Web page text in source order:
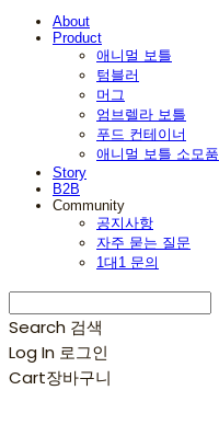
About
Product
애니멀 보틀
텀블러
머그
엄브렐라 보틀
푸드 컨테이너
애니멀 보틀 소모품
Story
B2B
Community
공지사항
자주 묻는 질문
1대1 문의
Search 검색
Log In 로그인
Cart장바구니